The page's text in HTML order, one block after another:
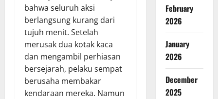
bahwa seluruh aksi
berlangsung kurang dari
tujuh menit. Setelah
merusak dua kotak kaca
dan mengambil perhiasan
bersejarah, pelaku sempat
berusaha membakar
kendaraan mereka. Namun
February
2026
January
2026
December
2025